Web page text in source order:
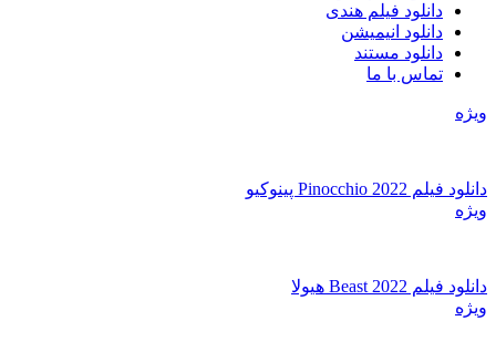
دانلود فیلم هندی
دانلود انیمیشن
دانلود مستند
تماس با ما
ویژه
دانلود فیلم Pinocchio 2022 پینوکیو
ویژه
دانلود فیلم Beast 2022 هیولا
ویژه